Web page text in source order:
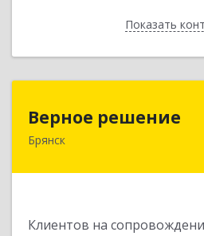
ПоказатьНазад
Верное решение
Брянск
Клиентов на
241035, Брянская обл,